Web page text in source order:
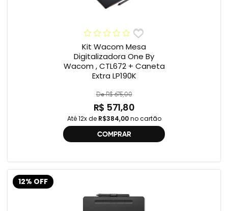
Kit Wacom Mesa
Digitalizadora One By
Wacom , CTL672 + Caneta
Extra LP190K
De R$ 675,00
R$ 571,80
Até 12x de R$384,00no cartão
COMPRAR
12% OFF